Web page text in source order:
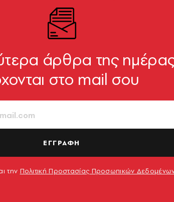
όχι μόνο την αλήθεια που
άρθρα της
στο mail σου
ΕΓΓΡΑΦΗ
την Πολιτική Προστασίας Προσωπικών